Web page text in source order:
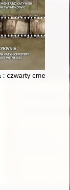
interpretacja i
: czwarty cmentarz